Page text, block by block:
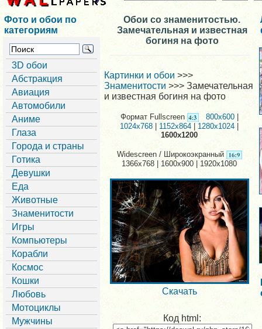
Фото и обои по
категориям
3D обои
Абстракция
Авиация
Автомобили
Аниме
Глаза
Города и страны
Готика
Девушки
Еда
Животные
Знаменитости
Игры
Компьютеры
Корабли
Космос
Кошки
Любовь
Мотоциклы
Мужчины
Обои со знаменитостью.
Замечательная и известная
богиня на фото
Картинки и обои >>>
Знаменитости >>> Замечательная
и известная богиня на фото
Формат Fullscreen 800x600
1024x768|1152x864 1280x1024
1600x1200
Widescreen / Широкоэкранный
1366x768 | 1600x900 | 1920x1080
Скачать
Код html: